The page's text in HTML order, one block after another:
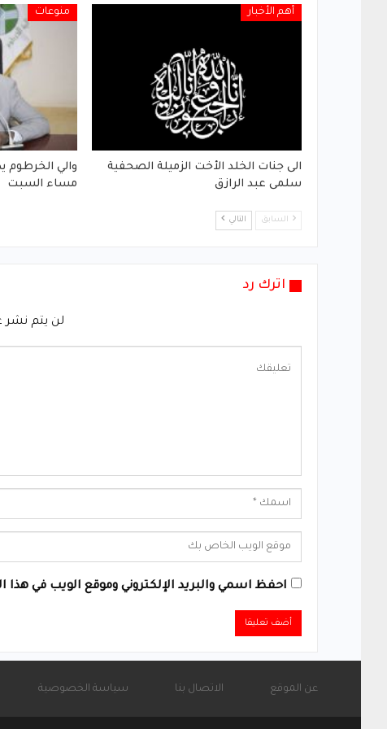
أهم الأخبار
الى جنات الخلد الأخت الزميلة الصحفية
سلمى عبد الرازق
منوعات
والي الخرطوم
مساء السبت
السابق التالي
اترك رد
لن يتم نشر
احفظ اسمي والبريد الإلكتروني وموقع الويب في هذا
عن الموقع الاتصال بنا سياسة الخصوصية